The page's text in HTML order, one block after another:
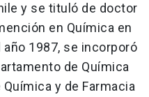
y se tituló de doctor
en Química en
1987, se incorporó
de Química
y de Farmacia